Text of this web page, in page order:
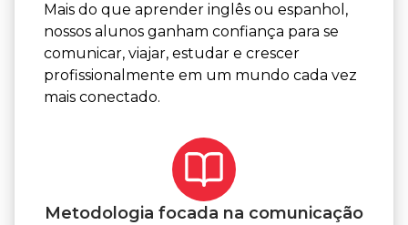
Mais do que aprender inglês ou espanhol,
nossos alunos ganham confiança para se
comunicar, viajar, estudar e crescer
profissionalmente em um mundo cada vez
mais conectado.
Metodologia focada na comunicação